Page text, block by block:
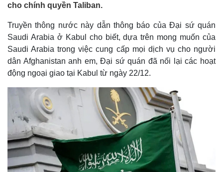
cho chính quyền Taliban.
Truyền thông nước này dẫn thông báo của Đại sứ quán
Saudi Arabia ở Kabul cho biết, dựa trên mong muốn của
Saudi Arabia trong việc cung cấp mọi dịch vụ cho người
dân Afghanistan anh em, Đại sứ quán đã nối lại các hoạt
động ngoại giao tại Kabul từ ngày 22/12.